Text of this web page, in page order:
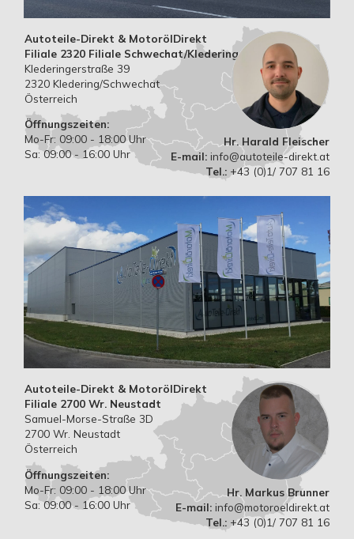
Autoteile-Direkt & MotorölDirekt
Filiale 2320 Filiale Schwechat/Kledering
Klederingerstraße 39
2320 Kledering/Schwechat
Österreich
Öffnungszeiten:
Mo-Fr: 09:00 - 18:00 Uhr
Sa: 09:00 - 16:00 Uhr
Hr. Harald Fleischer
E-mail: info@autoteile-direkt.at
Tel.: +43 (0)1/ 707 81 16
Autoteile-Direkt & MotorölDirekt
Filiale 2700 Wr. Neustadt
Samuel-Morse-Straße 3D
2700 Wr. Neustadt
Österreich
Öffnungszeiten:
Mo-Fr: 09:00 - 18:00 Uhr
Sa: 09:00 - 16:00 Uhr
Hr. Markus Brunner
E-mail: info@motoroeldirekt.at
Tel.: +43 (0)1/ 707 81 16